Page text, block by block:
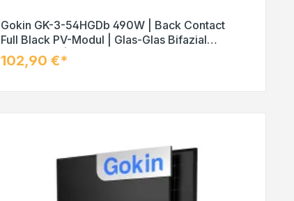
Gokin GK-3-54HGDb 490W | Back Contact
Full Black PV-Modul | Glas-Glas Bifazial
Solarmodul | Palettenpreis (37 Stk.)
102,90 €*